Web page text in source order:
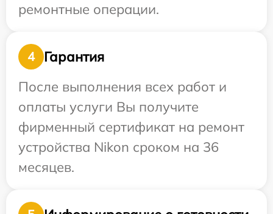
ремонтные операции.
4
Гарантия
После выполнения всех работ и
оплаты услуги Вы получите
фирменный сертификат на ремонт
устройства Nikon сроком на 36
месяцев.